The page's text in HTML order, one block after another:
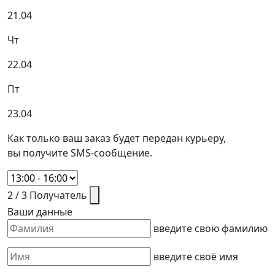
21.04
Чт
22.04
Пт
23.04
Как только ваш заказ будет передан курьеру,
вы получите SMS-сообщение.
2 / 3 Получатель
Ваши данные
введите свою фамилию
введите своё имя